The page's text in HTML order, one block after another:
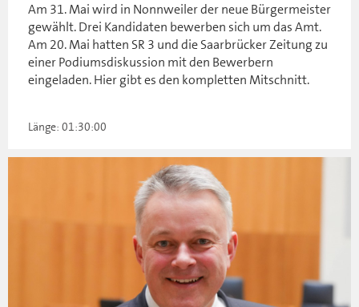
Am 31. Mai wird in Nonnweiler der neue Bürgermeister
gewählt. Drei Kandidaten bewerben sich um das Amt.
Am 20. Mai hatten SR 3 und die Saarbrücker Zeitung zu
einer Podiumsdiskussion mit den Bewerbern
eingeladen. Hier gibt es den kompletten Mitschnitt.
Länge: 01:30:00